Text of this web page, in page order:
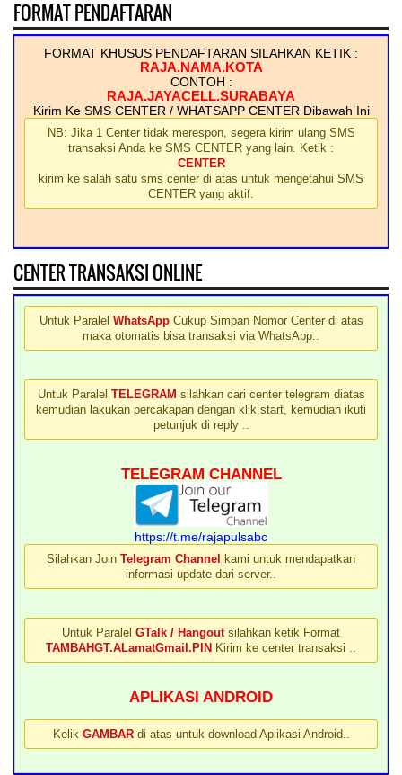
FORMAT PENDAFTARAN
FORMAT KHUSUS PENDAFTARAN SILAHKAN KETIK :
RAJA.NAMA.KOTA
CONTOH :
RAJA.JAYACELL.SURABAYA
Kirim Ke SMS CENTER / WHATSAPP CENTER Dibawah Ini
NB: Jika 1 Center tidak merespon, segera kirim ulang SMS
transaksi Anda ke SMS CENTER yang lain. Ketik :
CENTER
kirim ke salah satu sms center di atas untuk mengetahui SMS
CENTER yang aktif.
CENTER TRANSAKSI ONLINE
Untuk Paralel WhatsApp Cukup Simpan Nomor Center di atas
maka otomatis bisa transaksi via WhatsApp..
Untuk Paralel TELEGRAM silahkan cari center telegram diatas
kemudian lakukan percakapan dengan klik start, kemudian ikuti
petunjuk di reply ..
TELEGRAM CHANNEL
https://t.me/rajapulsabc
Silahkan Join Telegram Channel
kami untuk mendapatkan
informasi update dari server..
Untuk Paralel GTalk / Hangout silahkan ketik Format
TAMBAHGT.ALamatGmail.PIN Kirim ke center transaksi ..
APLIKASI ANDROID
Kelik GAMBAR di atas untuk download Aplikasi Android..